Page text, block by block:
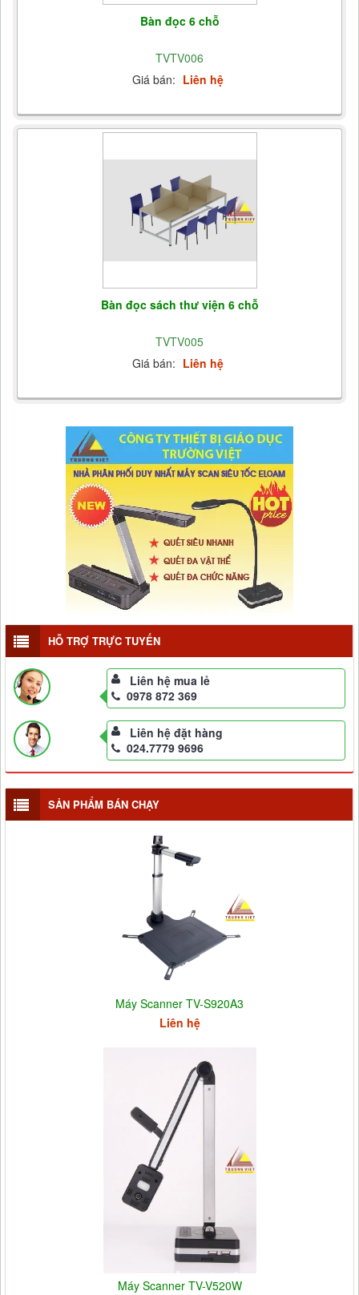
Bàn đọc 6 chỗ
TVTV006
Giá bán: Liên hệ
Bàn đọc sách thư viện 6 chỗ
TVTV005
Giá bán: Liên hệ
HỖ TRỢ TRỰC TUYẾN
Liên hệ mua lẻ
0978 872 369
Liên hệ đặt hàng
024.7779 9696
SẢN PHẨM BÁN CHẠY
Máy Scanner TV-S920A3
Liên hệ
Máy Scanner TV-V520W